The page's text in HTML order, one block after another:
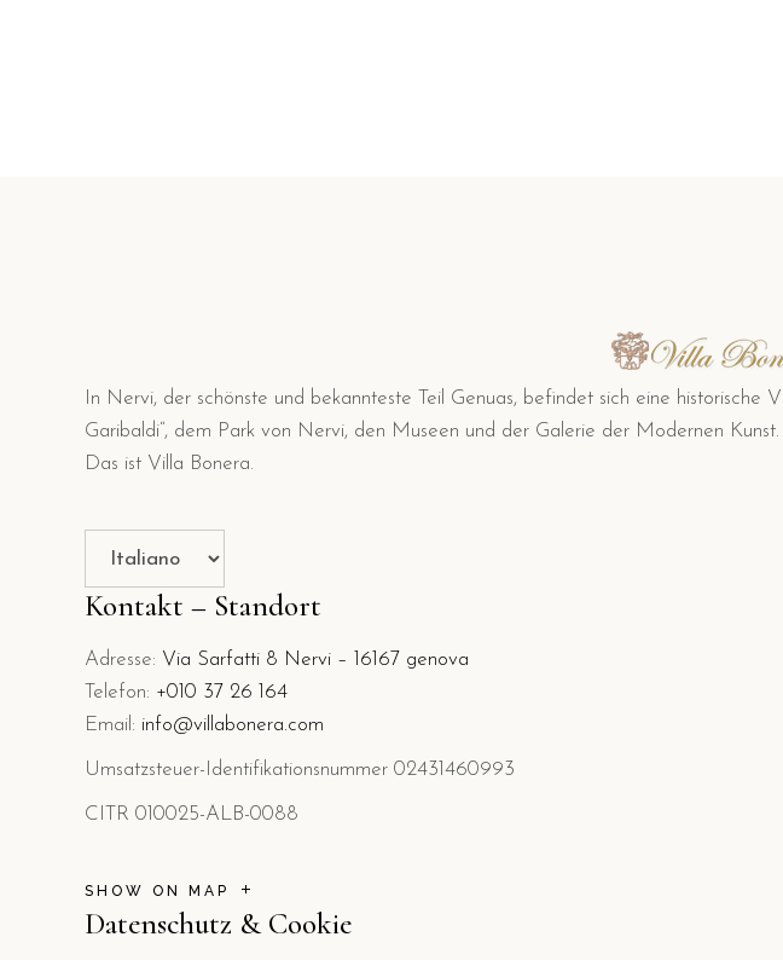
In Nervi, der schönste und bekannteste Teil Genuas, befindet sich eine
Garibaldi“, dem Park von Nervi, den Museen und der Galerie der Modernen Kunst.
Das ist Villa Bonera.
auswählen
Kontakt – Standort
Adresse: Via Sarfatti 8 Nervi – 16167 genova
Telefon: +010 37 26 164
Email: info@villabonera.com
Umsatzsteuer-Identifikationsnummer 02431460993
CITR 010025-ALB-0088
SHOW ON MAP
Datenschutz & Cookie